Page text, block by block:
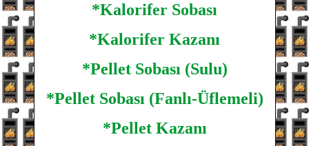
*Kalorifer Sobası
*Kalorifer Kazanı
*Pellet Sobası (Sulu)
*Pellet Sobası (Fanlı-Üflemeli)
*Pellet Kazanı